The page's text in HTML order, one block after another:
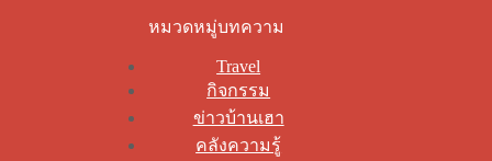
หมวดหมู่บทความ
Travel
กิจกรรม
ข่าวบ้านเฮา
คลังความรู้